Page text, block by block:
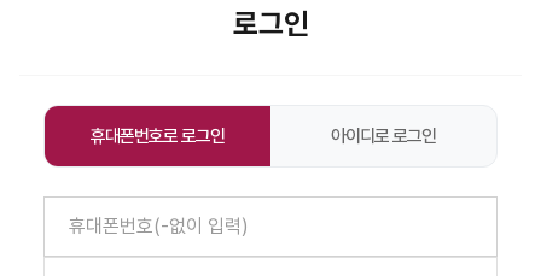
로그인
휴대폰번호로 로그인 아이디로 로그인